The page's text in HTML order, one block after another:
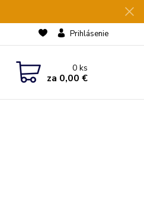
Prihlásenie
0ks
za 0,00 €